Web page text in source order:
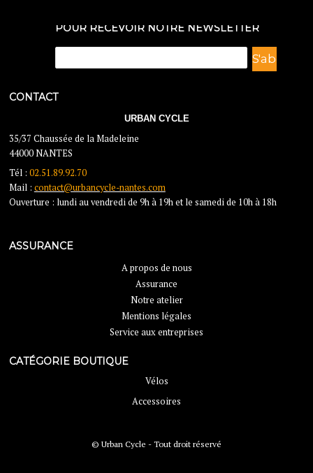
POUR RECEVOIR NOTRE NEWSLETTER
CONTACT
URBAN CYCLE
35/37 Chaussée de la Madeleine
44000 NANTES
Tél : 02.51.89.92.70
Mail : contact@urbancycle-nantes.com
Ouverture : lundi au vendredi de 9h à 19h et le samedi de 10h à 18h
ASSURANCE
A propos de nous
Assurance
Notre atelier
Mentions légales
Service aux entreprises
CATÉGORIE BOUTIQUE
Vélos
Accessoires
© Urban Cycle - Tout droit réservé